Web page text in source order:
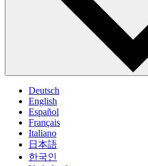
Deutsch
English
Español
Français
Italiano
日本語
한국인